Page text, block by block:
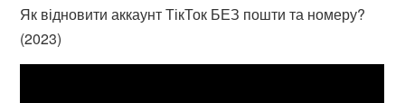
Як відновити аккаунт ТікТок БЕЗ пошти та номеру?
(2023)